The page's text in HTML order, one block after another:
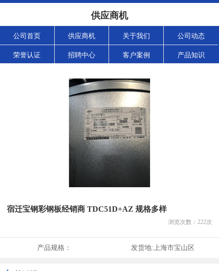
供应商机
公司首页 供应商机 关于我们 公司动态
荣誉认证 招聘中心 客户案例 产品知识
宿迁宝钢彩钢板经销商 TDC51D+AZ 规格多样
浏览次数： 222次
产品规格： 发货地: 上海市宝山区